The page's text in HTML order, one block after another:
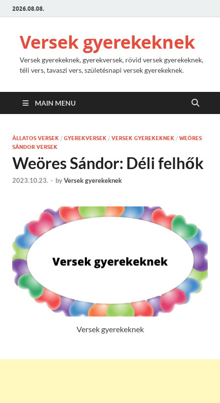
2026.08.08.
Versek gyerekeknek
Versek gyerekeknek, gyerekversek, rövid versek gyerekeknek,
téli vers, tavaszi vers, születésnapi versek gyerekeknek.
MAIN MENU
ÁLLATOS VERSEK / GYEREKVERSEK / VERSEK GYEREKEKNEK / WEÖRES
SÁNDOR VERSEK
Weöres Sándor: Déli felhők
2023.10.23. - byVersek gyerekeknek
Versek gyerekeknek